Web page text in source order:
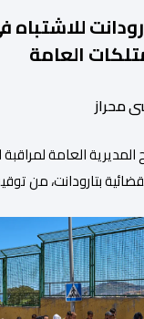
للاشتباه
العامة
محراز
العامة لمراقبة
بتارودانت، من
خلفية دعوات
جاء توقيف